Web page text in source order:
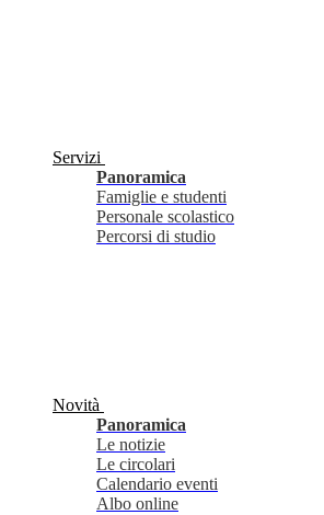
Servizi
Panoramica
Famiglie e studenti
Personale scolastico
Percorsi di studio
Novità
Panoramica
Le notizie
Le circolari
Calendario eventi
Albo online